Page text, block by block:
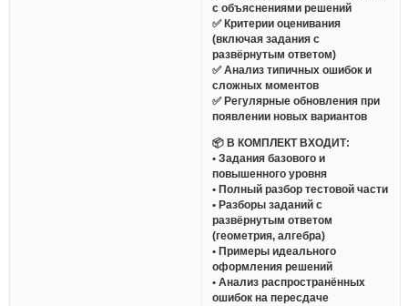
с объяснениями решений
✅ Критерии оценивания
(включая задания с
развёрнутым ответом)
✅ Анализ типичных ошибок и
сложных моментов
✅ Регулярные обновления при
появлении новых вариантов
📦 В КОМПЛЕКТ ВХОДИТ:
• Задания базового и
повышенного уровня
• Полный разбор тестовой части
• Разборы заданий с
развёрнутым ответом
(геометрия, алгебра)
• Примеры идеального
оформления решений
• Анализ распространённых
ошибок на пересдаче